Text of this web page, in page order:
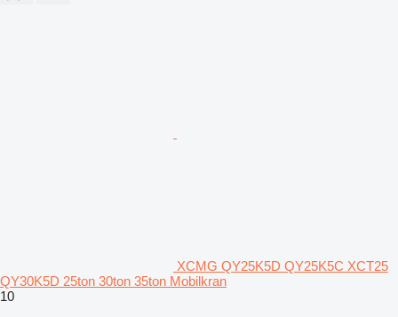
XCMG QY25K5D QY25K5C XCT25
QY30K5D 25ton 30ton 35ton Mobilkran
10